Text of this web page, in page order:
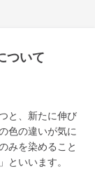
ついて
と、新たに伸び
色の違いが気に
みを染めること
といいます。